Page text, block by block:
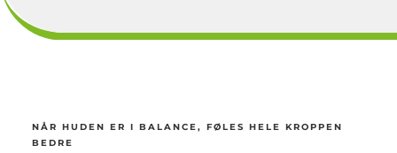
NÅR HUDEN ER I BALANCE, FØLES HELE KROPPEN
BEDRE